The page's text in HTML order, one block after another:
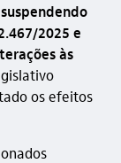
2025 e
às
os efeitos